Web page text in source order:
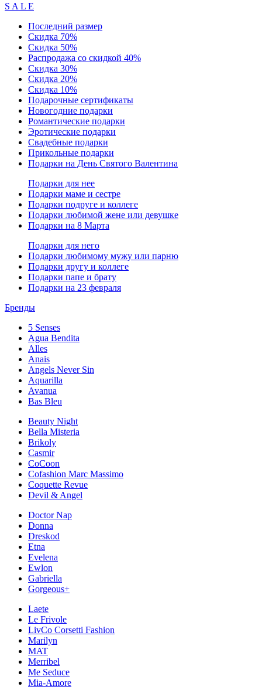
S A L E
Последний размер
Скидка 70%
Скидка 50%
Распродажа со скидкой 40%
Скидка 30%
Скидка 20%
Скидка 10%
Подарочные сертификаты
Новогодние подарки
Романтические подарки
Эротические подарки
Свадебные подарки
Прикольные подарки
Подарки на День Святого Валентина
Подарки для нее
Подарки маме и сестре
Подарки подруге и коллеге
Подарки любимой жене или девушке
Подарки на 8 Марта
Подарки для него
Подарки любимому мужу или парню
Подарки другу и коллеге
Подарки папе и брату
Подарки на 23 февраля
Бренды
5 Senses
Agua Bendita
Alles
Anais
Angels Never Sin
Aquarilla
Avanua
Bas Bleu
Beauty Night
Bella Misteria
Brikoly
Casmir
CoCoon
Cofashion Marc Massimo
Coquette Revue
Devil & Angel
Doctor Nap
Donna
Dreskod
Etna
Evelena
Ewlon
Gabriella
Gorgeous+
Laete
Le Frivole
LivCo Corsetti Fashion
Marilyn
MAT
Merribel
Me Seduce
Mia-Amore